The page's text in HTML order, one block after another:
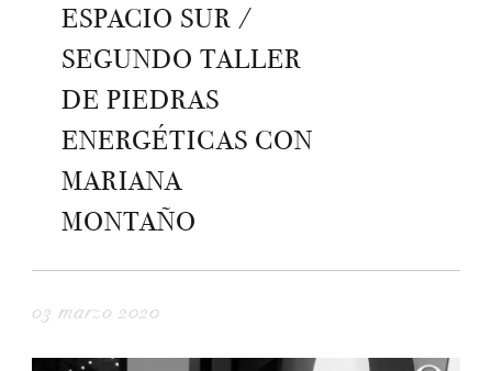
ESPACIO SUR /
SEGUNDO TALLER
DE PIEDRAS
ENERGÉTICAS CON
MARIANA
MONTAÑO
03 marzo 2020